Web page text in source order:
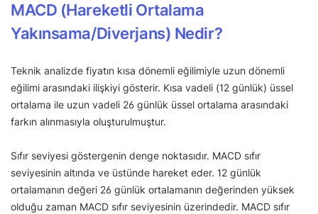
MACD (Hareketli Ortalama
Yakınsama/Diverjans) Nedir?
Teknik analizde fiyatın kısa dönemli eğilimiyle uzun dönemli
eğilimi arasındaki ilişkiyi gösterir. Kısa vadeli (12 günlük) üssel
ortalama ile uzun vadeli 26 günlük üssel ortalama arasındaki
farkın alınmasıyla oluşturulmuştur.
Sıfır seviyesi göstergenin denge noktasıdır. MACD sıfır
seviyesinin altında ve üstünde hareket eder. 12 günlük
ortalamanın değeri 26 günlük ortalamanın değerinden yüksek
olduğu zaman MACD sıfır seviyesinin üzerindedir. MACD sıfır